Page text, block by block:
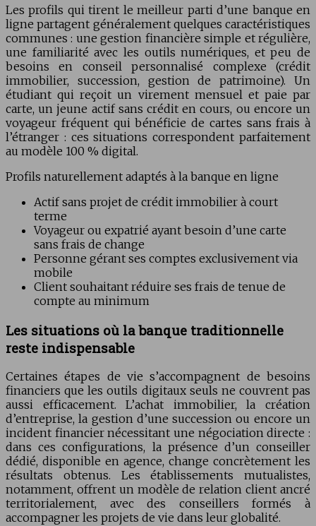
Les profils qui tirent le meilleur parti d’une banque en
ligne partagent généralement quelques caractéristiques
communes : une gestion financière simple et régulière,
une familiarité avec les outils numériques, et peu de
besoins en conseil personnalisé complexe (crédit
immobilier, succession, gestion de patrimoine). Un
étudiant qui reçoit un virement mensuel et paie par
carte, un jeune actif sans crédit en cours, ou encore un
voyageur fréquent qui bénéficie de cartes sans frais à
l’étranger : ces situations correspondent parfaitement
au modèle 100 % digital.
Profils naturellement adaptés à la banque en ligne
Actif sans projet de crédit immobilier à court
terme
Voyageur ou expatrié ayant besoin d’une carte
sans frais de change
Personne gérant ses comptes exclusivement via
mobile
Client souhaitant réduire ses frais de tenue de
compte au minimum
Les situations où la banque traditionnelle
reste indispensable
Certaines étapes de vie s’accompagnent de besoins
financiers que les outils digitaux seuls ne couvrent pas
aussi efficacement. L’achat immobilier, la création
d’entreprise, la gestion d’une succession ou encore un
incident financier nécessitant une négociation directe :
dans ces configurations, la présence d’un conseiller
dédié, disponible en agence, change concrètement les
résultats obtenus. Les établissements mutualistes,
notamment, offrent un modèle de relation client ancré
territorialement, avec des conseillers formés à
accompagner les projets de vie dans leur globalité.